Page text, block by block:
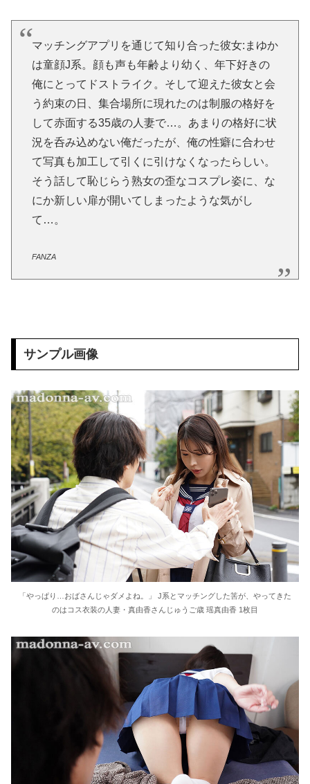
フロリダの釣り場で巨大ワニが男性を追いかける恐怖の瞬間！！
播磨赤松氏について語る
激しく揺れる小さな胸が愛おしくてたまらない
【ＳＭ・調教】出会い系でエッチした最高のドＭ女
日本政府の突然のビザ厳格化に中国人から批判殺到。「もう鎖国しろ」「あきれてモノ言えない」
松居一代 画像36枚【ヌード】
素人ＡＶ面接 ~ロリ娘にセクシーランジェリーを着せて生中ハメ~
まんチラの誘惑 ~ダチの母ちゃんと~
アラサー喪女の暴走オーガズム
月刊 古瀬玲
激しめイラマが好き！
クーラーボックス積んで出発→途中で買い足し…50代公務員の“ドライブ”が地獄すぎた 他
【画像】人気Vチューバーさん、とんでもない姿を披露ｗｗｗｗｗｗｗｗｗｗ 他
【悲報】2050年の日本、独身ボッチ祭りが現実になるとかｗｗｗｗ 他
マッチングアプリを通じて知り合った彼女:まゆか
は童顔J系。顔も声も年齢より幼く、年下好きの
俺にとってドストライク。そして迎えた彼女と会
う約束の日、集合場所に現れたのは制服の格好を
して赤面する35歳の人妻で…。あまりの格好に状
況を呑み込めない俺だったが、俺の性癖に合わせ
て写真も加工して引くに引けなくなったらしい。
そう話して恥じらう熟女の歪なコスプレ姿に、な
にか新しい扉が開いてしまったような気がし
て…。
FANZA
サンプル画像
「やっぱり…おばさんじゃダメよね。」 J系とマッチングした筈が、やってきた
のはコス衣装の人妻・真由香さんじゅうご歳 瑶真由香 1枚目